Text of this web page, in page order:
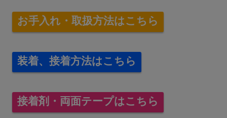
お手入れ・取扱方法はこちら
装着、接着方法はこちら
接着剤・両面テープはこちら